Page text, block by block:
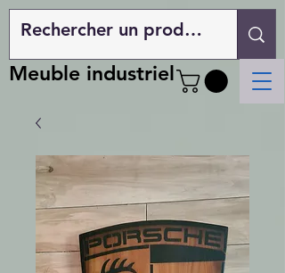
Meuble industriel